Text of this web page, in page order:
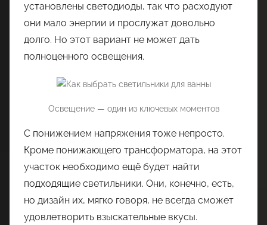
установлены светодиоды, так что расходуют
они мало энергии и прослужат довольно
долго. Но этот вариант не может дать
полноценного освещения.
Освещение — один из ключевых моментов
С понижением напряжения тоже непросто.
Кроме понижающего трансформатора, на этот
участок необходимо ещё будет найти
подходящие светильники. Они, конечно, есть,
но дизайн их, мягко говоря, не всегда сможет
удовлетворить взыскательные вкусы.